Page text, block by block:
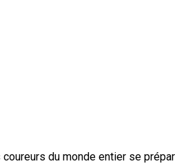
du monde entier se